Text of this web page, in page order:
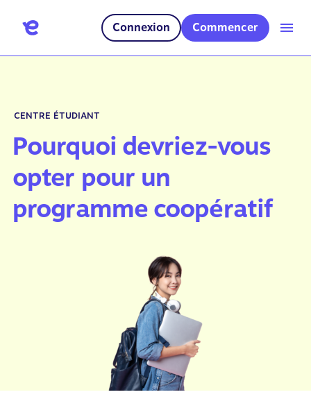
Connexion Commencer
CENTRE ÉTUDIANT
Pourquoi devriez-vous
opter pour un
programme coopératif